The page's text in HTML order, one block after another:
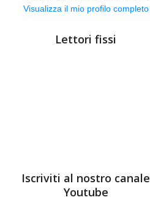
Visualizza il mio profilo completo
Lettori fissi
Iscriviti al nostro canale
Youtube